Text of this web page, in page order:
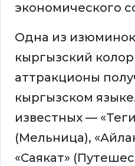
экономического
Одна из
кыргызский
аттракционы
кыргызском
известных —
(Мельница),
«Саякат»